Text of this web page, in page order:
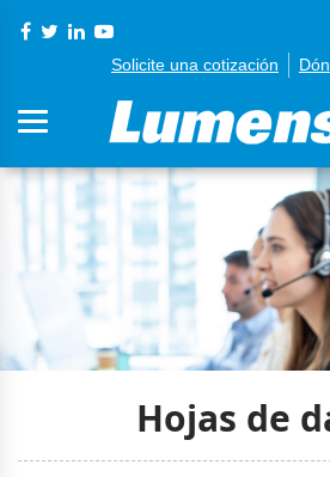
Solicite una cotización
Hojas de